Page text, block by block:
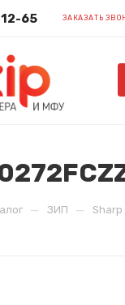
65 ЗАКАЗАТЬ
— ЗИП — Sharp